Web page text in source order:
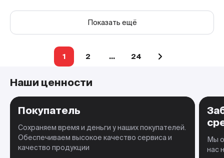
Показать ещё
Навигация
1 2 … 24
Наши ценности
Покупатель
Сохраняем время и деньги у наших покупателей.
Обеспечиваем высокое качество сервиса и
качество продукции
Мы
нас